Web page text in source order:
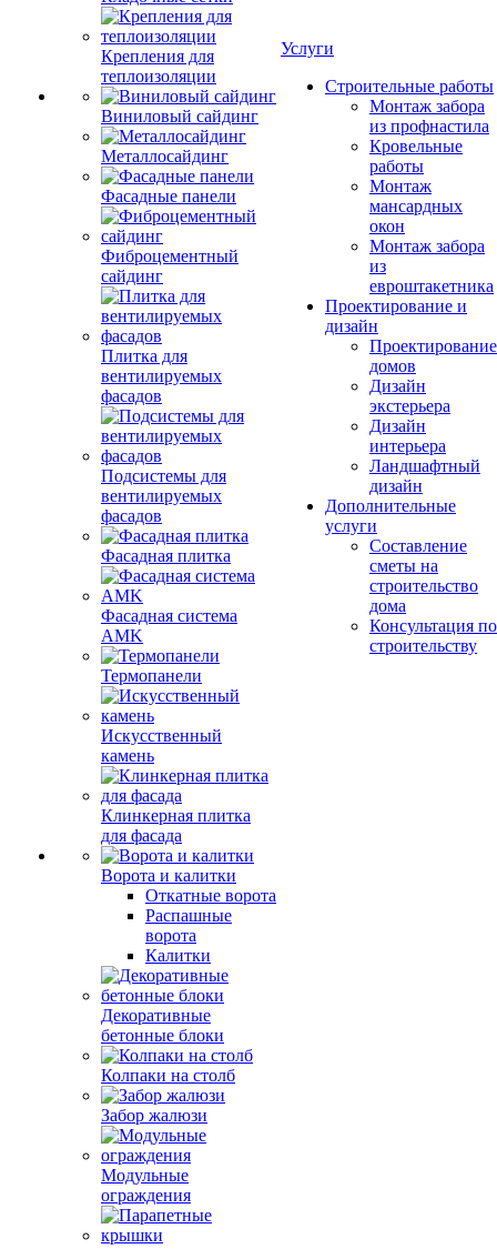
Крепления для
теплоизоляции
Виниловый сайдинг
Металлосайдинг
Фасадные панели
Фиброцементный
сайдинг
Плитка для
вентилируемых
фасадов
Подсистемы для
вентилируемых
фасадов
Фасадная плитка
Фасадная система
AMK
Термопанели
Искусственный
камень
Клинкерная плитка
для фасада
Ворота и калитки
Откатные ворота
Распашные
ворота
Калитки
Декоративные
бетонные блоки
Колпаки на столб
Забор жалюзи
Модульные
ограждения
Услуги
Строительные работы
Монтаж забора
из профнастила
Кровельные
работы
Монтаж
мансардных
окон
Монтаж забора
из
евроштакетника
Проектирование и
дизайн
Проектирование
домов
Дизайн
экстерьера
Дизайн
интерьера
Ландшафтный
дизайн
Дополнительные
услуги
Составление
сметы на
строительство
дома
Консультация по
строительству